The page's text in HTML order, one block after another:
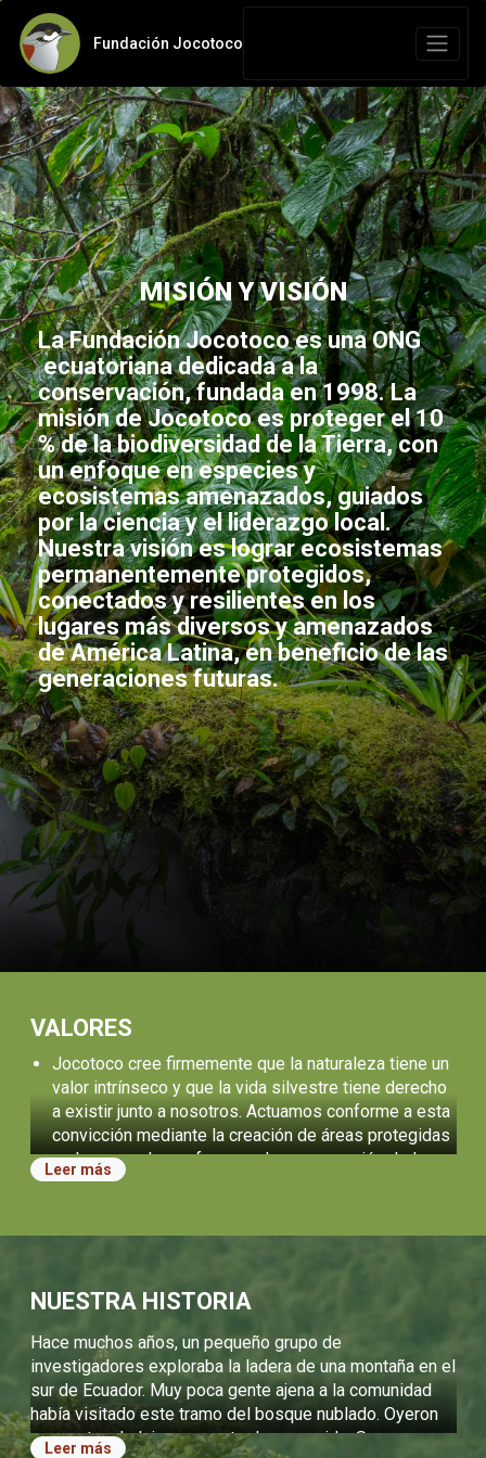
Fundación Jocotoco
MISIÓN Y VISIÓN
La Fundación Jocotoco es una ONG
ecuatoriana dedicada a la
conservación, fundada en 1998. La
misión de Jocotoco es proteger el 10
% de la biodiversidad de la Tierra, con
un enfoque en especies y
ecosistemas amenazados, guiados
por la ciencia y el liderazgo local.
Nuestra visión es lograr ecosistemas
permanentemente protegidos,
conectados y resilientes en los
lugares más diversos y amenazados
de América Latina, en beneficio de las
generaciones futuras.
VALORES
Jocotoco cree firmemente que la naturaleza tiene un
valor intrínseco y que la vida silvestre tiene derecho
a existir junto a nosotros. Actuamos conforme a esta
convicción mediante la creación de áreas protegidas
y el apoyo a los esfuerzos de conservación de las
comunidades.
comunidad de personas la que nos inspira y la que
logra los éxitos en conservación. Nos esforzamos
todos quienes trabajan con nosotros y a la próxima
generación de líderes en conservación.
Nuestro trabajo se rige por el trato honesto,
transparente y justo hacia los demás. Buscamos
siempre la eficacia y la excelencia.
Declaraciones operativas
Leer más
NUESTRA HISTORIA
Hace muchos años, un pequeño grupo de
investigadores exploraba la ladera de una montaña en el
sur de Ecuador. Muy poca gente ajena a la comunidad
había visitado este tramo del bosque nublado. Oyeron
una canto a lo lejos, un canto desconocido. Se acercaron
Leer más